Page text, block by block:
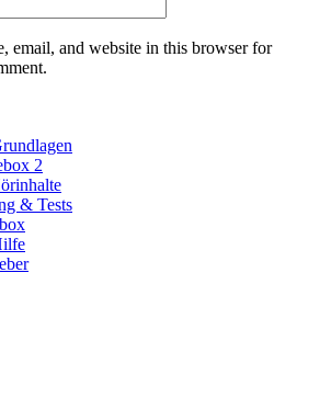
email, and website in this browser for
2
& Tests